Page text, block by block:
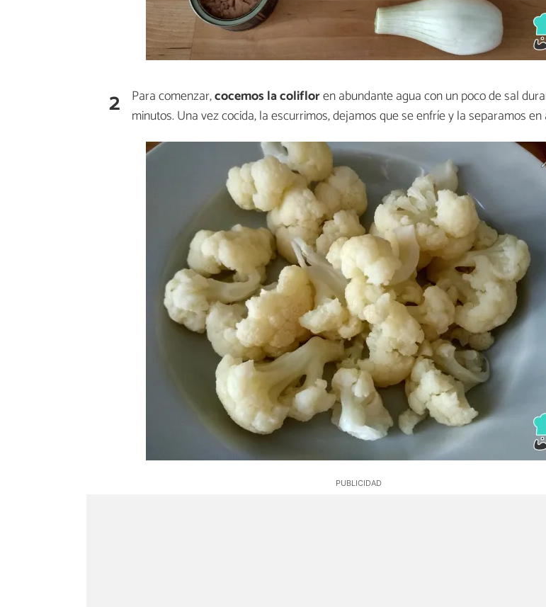
2 Para comenzar,cocemos la colifloren abundante agua con un poco de sal
minutos. Una vez cocida, la escurrimos, dejamos que se enfríe y la separamos en